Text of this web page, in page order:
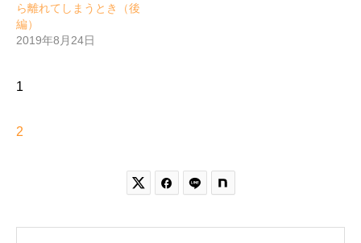
ら離れてしまうとき（後
編）
2019年8月24日
1
2
 